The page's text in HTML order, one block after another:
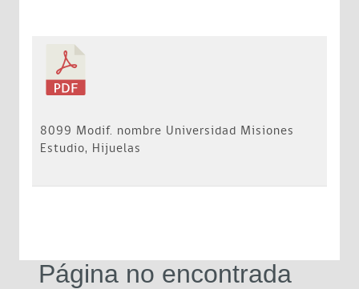
8099 Modif. nombre Universidad Misiones
Estudio, Hijuelas
Página no encontrada